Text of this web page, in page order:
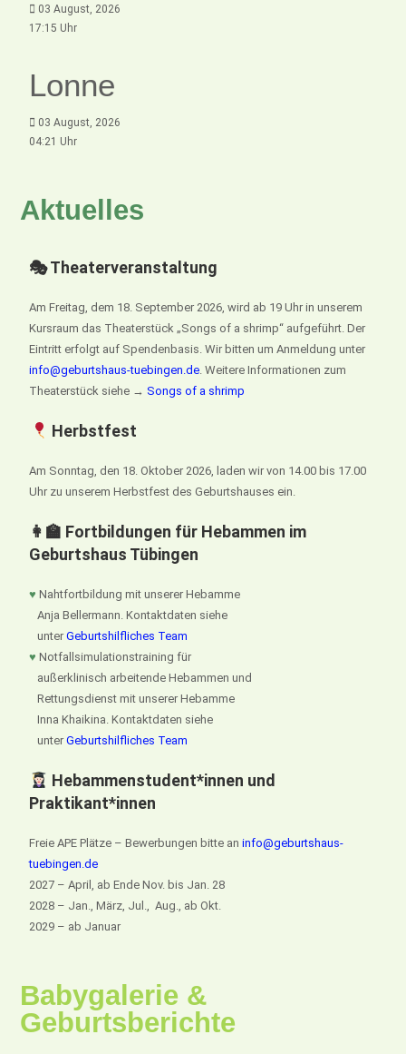
03 August, 2026
17:15 Uhr
Lonne
03 August, 2026
04:21 Uhr
Aktuelles
🎭 Theaterveranstaltung
Am Freitag, dem 18. September 2026, wird ab 19 Uhr in unserem
Kursraum das Theaterstück „Songs of a shrimp“ aufgeführt. Der
Eintritt erfolgt auf Spendenbasis. Wir bitten um Anmeldung unter
info@geburtshaus-tuebingen.de. Weitere Informationen zum
Theaterstück siehe →Songs of a shrimp
Herbstfest
Am Sonntag, den 18. Oktober 2026, laden wir von 14.00 bis 17.00
Uhr zu unserem Herbstfest des Geburtshauses ein.
👩‍🏫 Fortbildungen für Hebammen im
Geburtshaus Tübingen
♥ Nahtfortbildung mit unserer Hebamme
Anja Bellermann. Kontaktdaten siehe
unterGeburtshilfliches Team
♥ Notfallsimulationstraining für
außerklinisch arbeitende Hebammen und
Rettungsdienst mit unserer Hebamme
Inna Khaikina. Kontaktdaten siehe
unterGeburtshilfliches Team
Hebammenstudent*innen und
Praktikant*innen
Freie APE Plätze – Bewerbungen bitte aninfo@geburtshaus-
tuebingen.de
2027 – April, ab Ende Nov. bis Jan. 28
2028 – Jan., März, Jul., Aug., ab Okt.
2029 – ab Januar
Babygalerie &
Geburtsberichte